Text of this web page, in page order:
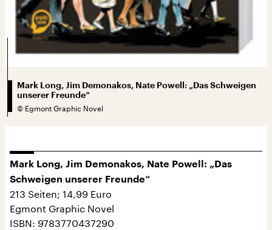
Mark Long, Jim Demonakos, Nate Powell: „Das Schweigen
unserer Freunde“
© Egmont Graphic Novel
Mark Long, Jim Demonakos, Nate Powell: „Das
Schweigen unserer Freunde“
213 Seiten; 14,99 Euro
Egmont Graphic Novel
ISBN: 9783770437290